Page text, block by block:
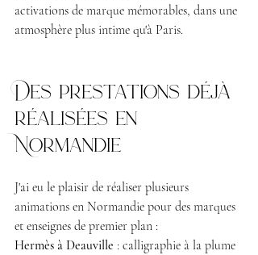
activations de marque mémorables, dans une
atmosphère plus intime qu'à Paris.
Des prestations déjà
réalisées en
Normandie
J'ai eu le plaisir de réaliser plusieurs
animations en Normandie pour des marques
et enseignes de premier plan :
Hermès à Deauville : calligraphie à la plume